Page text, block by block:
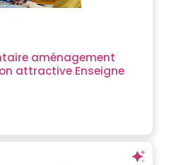
aménagement
attractive Enseigne